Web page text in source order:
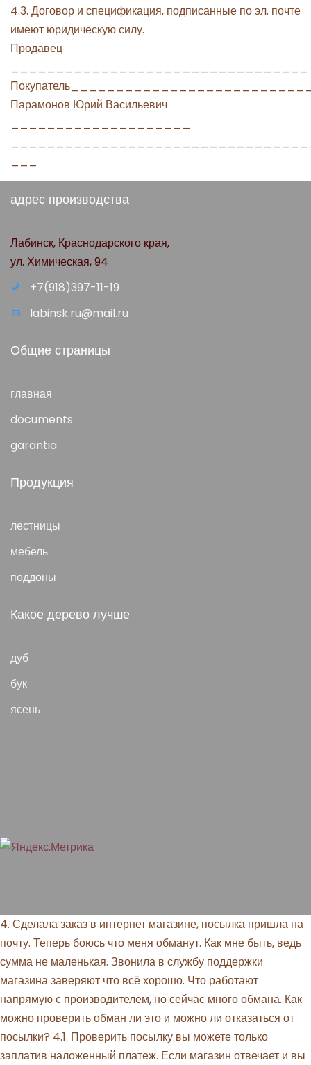
4.3. Договор и спецификация, подписанные по эл. почте
имеют юридическую силу.
Продавец
Парамонов Юрий Васильевич
адрес производства
Лабинск, Краснодарского края,
ул. Химическая, 94
+7(918)397-11-19
labinsk.ru@mail.ru
Общие страницы
главная
documents
garantia
Продукция
лестницы
мебель
поддоны
Какое дерево лучше
дуб
бук
ясень
4. Сделала заказ в интернет магазине, посылка пришла на
почту. Теперь боюсь что меня обманут. Как мне быть, ведь
сумма не маленькая. Звонила в службу поддержки
магазина заверяют что всё хорошо. Что работают
напрямую с производителем, но сейчас много обмана. Как
можно проверить обман ли это и можно ли отказаться от
посылки? 4.1. Проверить посылку вы можете только
заплатив наложенный платеж. Если магазин отвечает и вы